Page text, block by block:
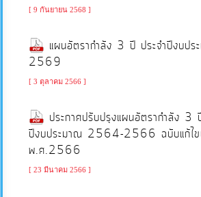
บริการ
ข้อมูล
การ
จัดการ
ความ
[ 9 กันยายน 2568 ]
แผนอัตรากำลัง 3 ปี ประจำปีงบ
2569
[ 3 ตุลาคม 2566 ]
ประกาศปรับปรุงแผนอัตรากำลัง 3
ปีงบประมาณ 2564-2566 ฉบับแก้ไข
พ.ศ.2566
[ 23 มีนาคม 2566 ]